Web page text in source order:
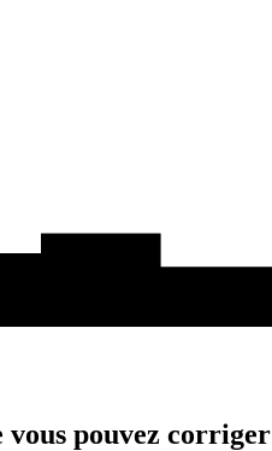
vous pouvez corriger